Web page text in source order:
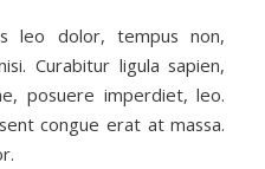
leo dolor, tempus non,
Curabitur ligula sapien,
posuere imperdiet, leo.
congue erat at massa.